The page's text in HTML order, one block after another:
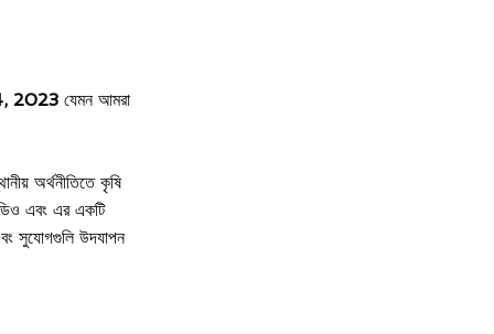
2023 যেমন আমরা
অর্থনীতিতে কৃষি
এবং এর একটি
সুযোগগুলি উদযাপন